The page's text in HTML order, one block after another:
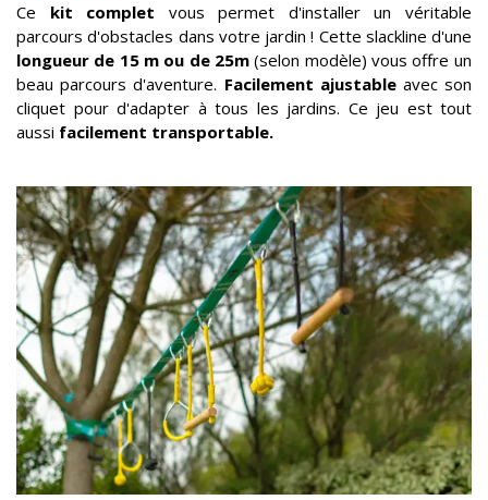
Ce kit complet vous permet d'installer un véritable
parcours d'obstacles dans votre jardin ! Cette slackline d'une
longueur de 15 m ou de 25m(selon modèle) vous offre un
beau parcours d'aventure. Facilement ajustableavec son
cliquet pour d'adapter à tous les jardins. Ce jeu est tout
aussi facilement transportable.